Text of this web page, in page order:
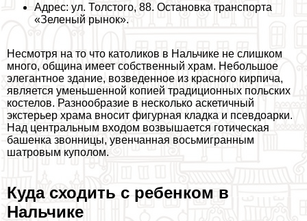
Адрес: ул. Толстого, 88. Остановка трaнcпорта
«Зеленый рынок».
Несмотря на то что католиков в Нальчике не слишком
много, община имеет собственный храм. Небольшое
элегантное здание, возведенное из красного кирпича,
является уменьшенной копией традиционных польских
костелов. Разнообразие в несколько аскетичный
экстерьер храма вносит фигурная кладка и псевдоарки.
Над центральным входом возвышается готическая
башенка звонницы, увенчанная восьмигранным
шатровым куполом.
Куда сходить с ребенком в
Нальчике